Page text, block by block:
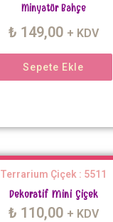
Minyatür Bahçe
₺ 149,00 + KDV
Sepete Ekle
Terrarium Çiçek : 5511
Dekoratif Mini Çiçek
₺ 110,00 + KDV